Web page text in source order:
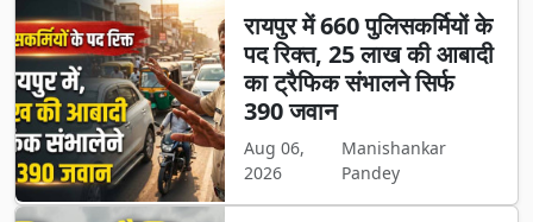
रायपुर में 660 पुलिसकर्मियों के
पद रिक्त, 25 लाख की आबादी
का ट्रैफिक संभालने सिर्फ
390 जवान
Aug 06,
2026
Manishankar
Pandey